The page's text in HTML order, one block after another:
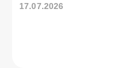
17.07.2026